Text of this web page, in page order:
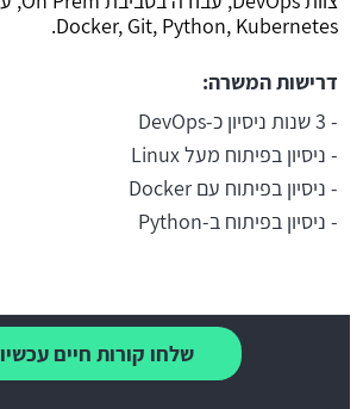
Docker, Git, Python, Kubernetes.
דרישות המשרה:
- 3 שנות ניסיון כ-DevOps
- ניסיון בפיתוח מעל Linux
- ניסיון בפיתוח עם Docker
- ניסיון בפיתוח ב-Python
שלחו קורות חיים עכשיו